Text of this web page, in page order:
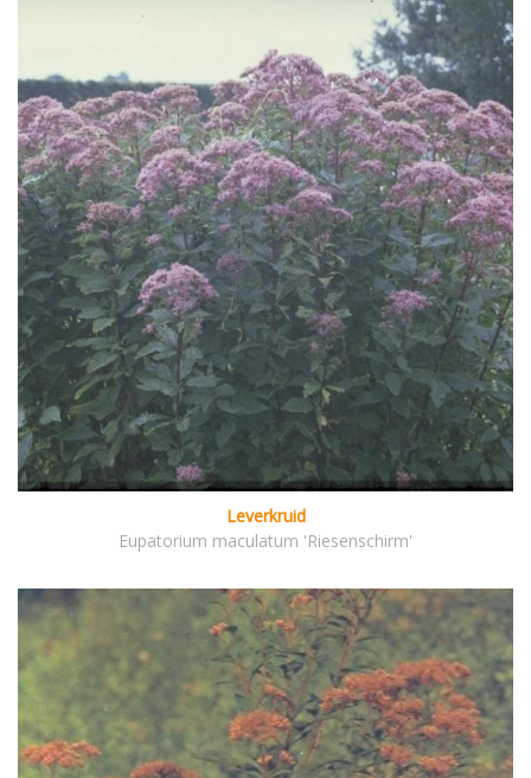
Leverkruid
Eupatorium maculatum 'Riesenschirm'